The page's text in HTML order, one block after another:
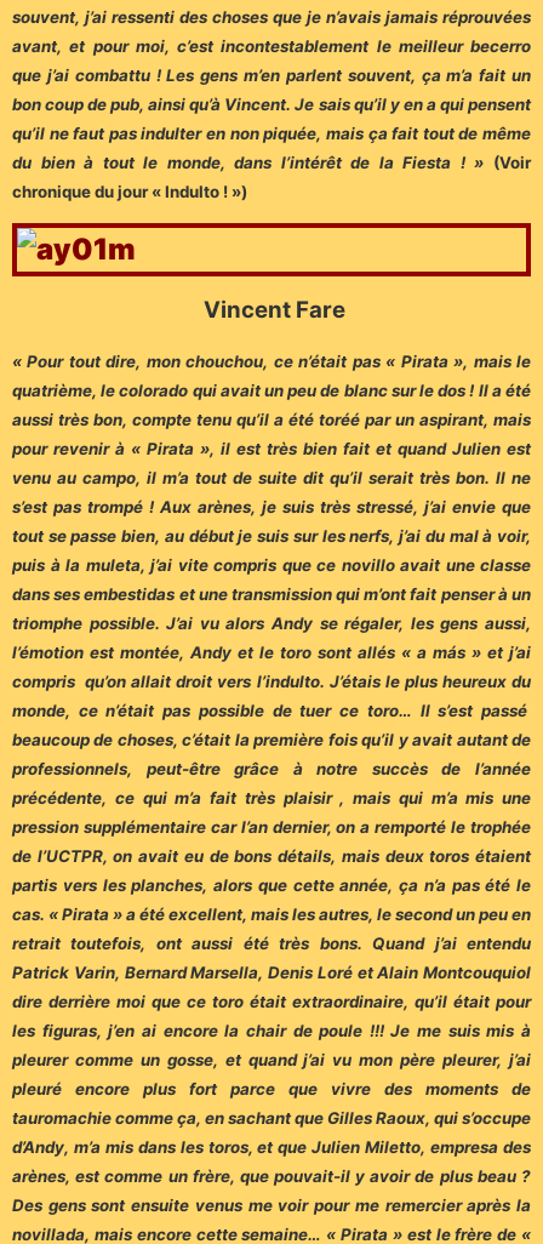
souvent, j’ai ressenti des choses que je n’avais jamais réprouvées
avant, et pour moi, c’est incontestablement le meilleur becerro
que j’ai combattu ! Les gens m’en parlent souvent, ça m’a fait un
bon coup de pub, ainsi qu’à Vincent. Je sais qu’il y en a qui pensent
qu’il ne faut pas indulter en non piquée, mais ça fait tout de même
du bien à tout le monde, dans l’intérêt de la Fiesta ! » (Voir
chronique du jour « Indulto ! »)
Vincent Fare
« Pour tout dire, mon chouchou, ce n’était pas « Pirata », mais le
quatrième, le colorado qui avait un peu de blanc sur le dos ! Il a été
aussi très bon, compte tenu qu’il a été toréé par un aspirant, mais
pour revenir à « Pirata », il est très bien fait et quand Julien est
venu au campo, il m’a tout de suite dit qu’il serait très bon. Il ne
s’est pas trompé ! Aux arènes, je suis très stressé, j’ai envie que
tout se passe bien, au début je suis sur les nerfs, j’ai du mal à voir,
puis à la muleta, j’ai vite compris que ce novillo avait une classe
dans ses embestidas et une transmission qui m’ont fait penser à un
triomphe possible. J’ai vu alors Andy se régaler, les gens aussi,
l’émotion est montée, Andy et le toro sont allés « a más » et j’ai
compris qu’on allait droit vers l’indulto. J’étais le plus heureux du
monde, ce n’était pas possible de tuer ce toro… Il s’est passé
beaucoup de choses, c’était la première fois qu’il y avait autant de
professionnels, peut-être grâce à notre succès de l’année
précédente, ce qui m’a fait très plaisir , mais qui m’a mis une
pression supplémentaire car l’an dernier, on a remporté le trophée
de l’UCTPR, on avait eu de bons détails, mais deux toros étaient
partis vers les planches, alors que cette année, ça n’a pas été le
cas. « Pirata » a été excellent, mais les autres, le second un peu en
retrait toutefois, ont aussi été très bons. Quand j’ai entendu
Patrick Varin, Bernard Marsella, Denis Loré et Alain Montcouquiol
dire derrière moi que ce toro était extraordinaire, qu’il était pour
les figuras, j’en ai encore la chair de poule !!! Je me suis mis à
pleurer comme un gosse, et quand j’ai vu mon père pleurer, j’ai
pleuré encore plus fort parce que vivre des moments de
tauromachie comme ça, en sachant que Gilles Raoux, qui s’occupe
d’Andy, m’a mis dans les toros, et que Julien Miletto, empresa des
arènes, est comme un frère, que pouvait-il y avoir de plus beau ?
Des gens sont ensuite venus me voir pour me remercier après la
novillada, mais encore cette semaine… « Pirata » est le frère de «